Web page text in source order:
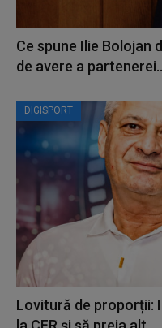
Ce spune Ilie Bolojan
de avere a
DIGISPORT
Lovitură de proporții: